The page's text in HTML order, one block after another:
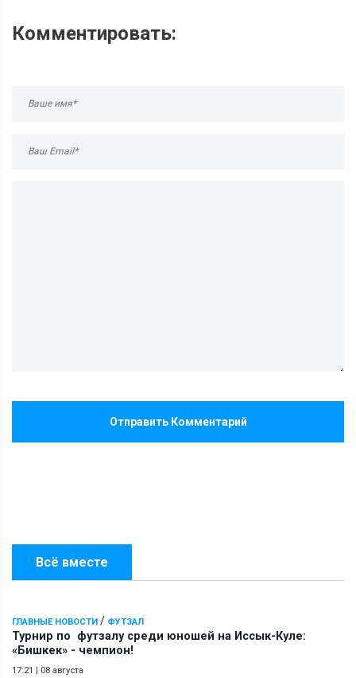
Всё вместе
ГЛАВНЫЕ НОВОСТИ / ФУТЗАЛ
Турнир по футзалу среди юношей на Иссык-Куле:
«Бишкек» - чемпион!
17:21 | 08 августа
Комментировать:
Отправить Комментарий